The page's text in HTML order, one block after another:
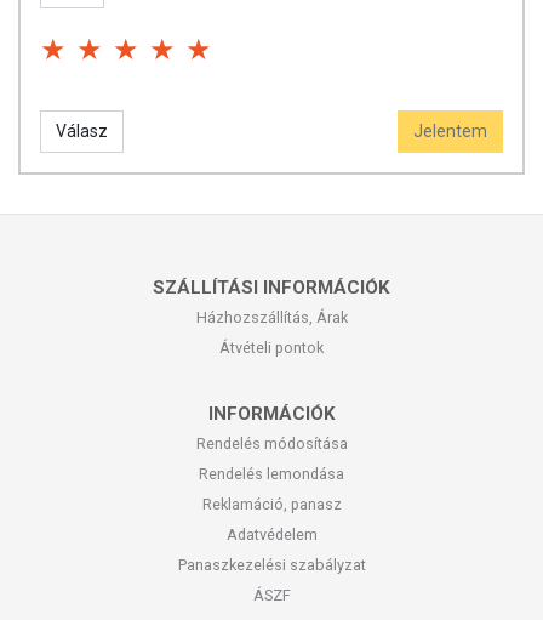
Válasz Jelentem
SZÁLLÍTÁSI INFORMÁCIÓK
Házhozszállítás, Árak
Átvételi pontok
INFORMÁCIÓK
Rendelés módosítása
Rendelés lemondása
Reklamáció, panasz
Adatvédelem
Panaszkezelési szabályzat
ÁSZF